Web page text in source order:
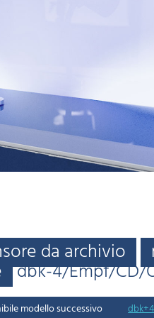
da archivio
dbk-4/Empf/CD/
modello successivo